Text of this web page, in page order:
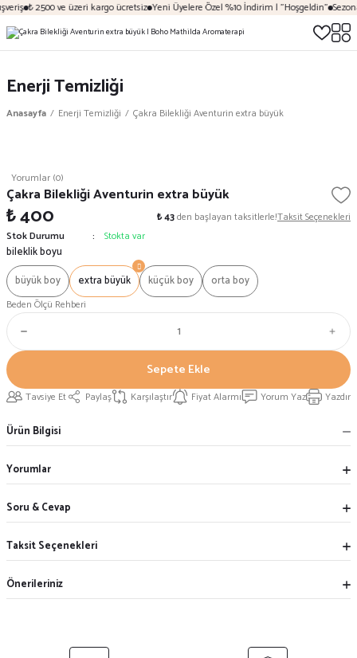
₺ 2500 ve üzeri kargo ücretsiz Yeni Üyelere Özel %10 İndirim | "Hoşgeldin"
Enerji Temizliği
Anasayfa Enerji Temizliği Çakra Bilekliği Aventurin extra büyük
Yorumlar (0)
Çakra Bilekliği Aventurin extra büyük
₺ 400 ₺ 43den başlayan taksitlerle!Taksit Seçenekleri
Stok Durumu
Stokta var
bileklik boyu
büyük boy
extra büyük küçük boy orta boy
Beden Ölçü Rehberi
Sepete Ekle
Tavsiye Et Paylaş Karşılaştır Fiyat Alarmı Yorum Yaz Yazdır
Ürün Bilgisi
Yorumlar
Soru & Cevap
Taksit Seçenekleri
Önerileriniz